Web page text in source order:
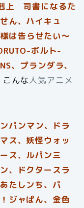
上 司書になるた
ん、ハイキュ
は告らせたい〜
ボルト-
、プランダラ、
こんな人気アニメ
パンマン、ドラ
ス、妖怪ウォッ
ス、ルパン三
、ドクタースラ
たしンち、パ
ジャぱん、金色